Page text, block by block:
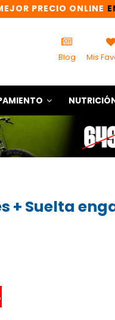
PRECIO ONLINE
Blog Mis
+ Suelta